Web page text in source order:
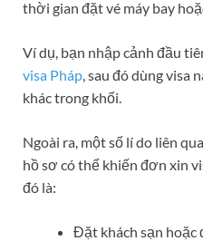
thời gian đặt vé máy bay
Ví dụ, bạn nhập cảnh đầu
visa Pháp , sau đó dùng visa
khác trong khối.
Ngoài ra, một số lí do liên
hồ sơ có thể khiến đơn xin
đó là:
Đặt khách sạn hoặc